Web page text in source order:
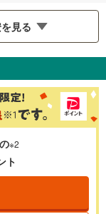
見る
％
の※2
ト